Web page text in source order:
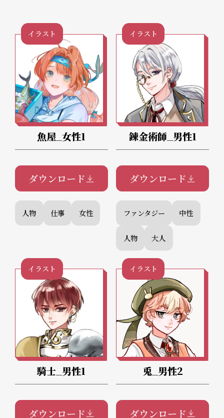
イラスト
魚屋_女性1
ダウンロード
人物 仕事 女性
イラスト
錬金術師_男性1
ダウンロード
ファンタジー 中性
人物 大人
イラスト
騎士_男性1
ダウンロード
イラスト
兎_男性2
ダウンロード